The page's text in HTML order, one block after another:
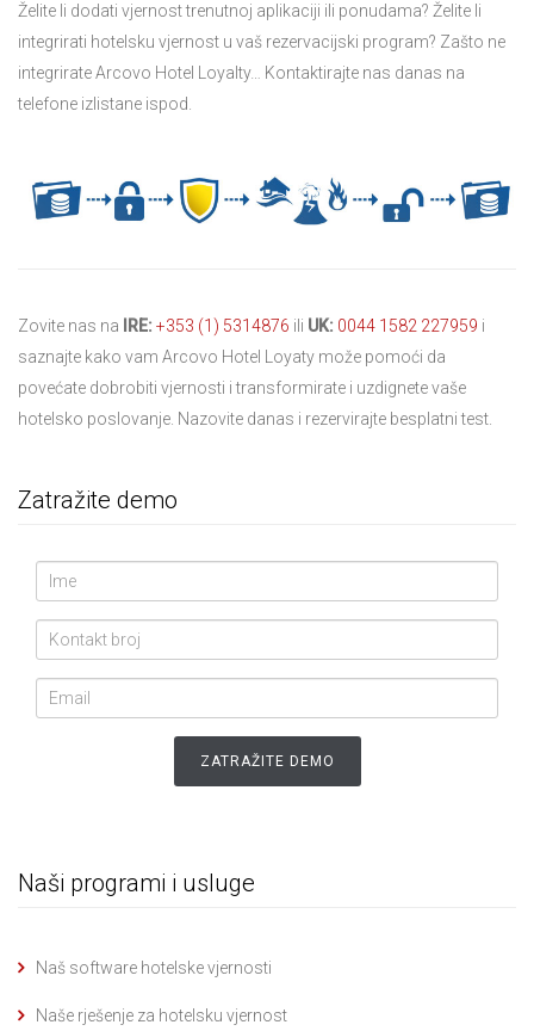
Želite li dodati vjernost trenutnoj aplikaciji ili ponudama? Želite li
integrirati hotelsku vjernost u vaš rezervacijski program? Zašto ne
integrirate Arcovo Hotel Loyalty… Kontaktirajte nas danas na
telefone izlistane ispod.
Zovite nas na IRE: +353 (1) 5314876 ili UK: 0044 1582 227959 i
saznajte kako vam Arcovo Hotel Loyaty može pomoći da
povećate dobrobiti vjernosti i transformirate i uzdignete vaše
hotelsko poslovanje. Nazovite danas i rezervirajte besplatni test.
Zatražite demo
Naši programi i usluge
Naš software hotelske vjernosti
Naše rješenje za hotelsku vjernost